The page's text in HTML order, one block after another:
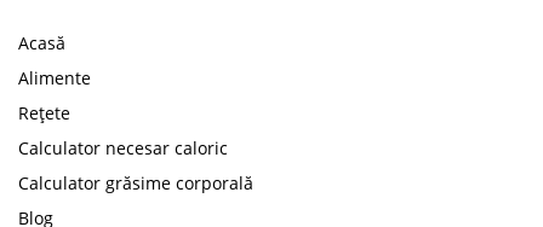
Acasă
Alimente
Rețete
Calculator necesar caloric
Calculator grăsime corporală
Blog